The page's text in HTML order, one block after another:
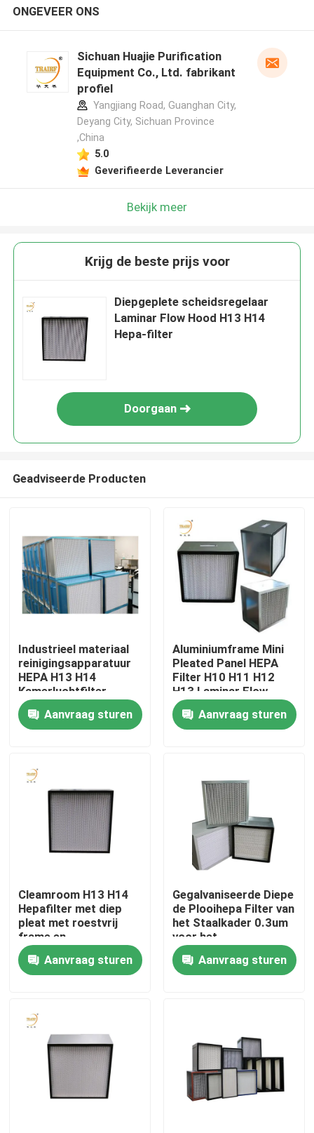
Huis
Producten
Video's
Fabrieksreis
Kwaliteitscontrole
Diepe Plooihepa Filter
Preluchtfilter
ONGEVEER ONS
Sichuan Huajie Purification
Equipment Co., Ltd. fabrikant
profiel
Yangjiang Road, Guanghan City,
Deyang City, Sichuan Province
,China
5.0
Geverifieerde Leverancier
Bekijk meer
Krijg de beste prijs voor
Diepgeplete scheidsregelaar
Laminar Flow Hood H13 H14
Hepa-filter
Doorgaan
Geadviseerde Producten
Industrieel materiaal
reinigingsapparatuur
HEPA H13 H14
Kamerluchtfilter
Aanvraag sturen
Aluminiumframe Mini
Pleated Panel HEPA
Filter H10 H11 H12
H13 Laminar Flow
Hood Hepa Filter
Aanvraag sturen
Cleamroom H13 H14
Hepafilter met diep
pleat met roestvrij
frame en
papierseparator
Aanvraag sturen
Gegalvaniseerde Diepe
de Plooihepa Filter van
het Staalkader 0.3um
voor het
Schoonmaken van
Zaal Aanvraag sturen